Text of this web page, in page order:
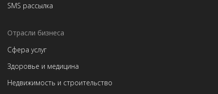
SMS рассылка
Отрасли бизнеса
Сфера услуг
Здоровье и медицина
Недвижимость и строительство